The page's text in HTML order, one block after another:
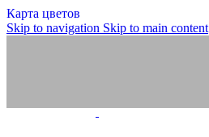
Карта цветов
Skip to navigation Skip to main content